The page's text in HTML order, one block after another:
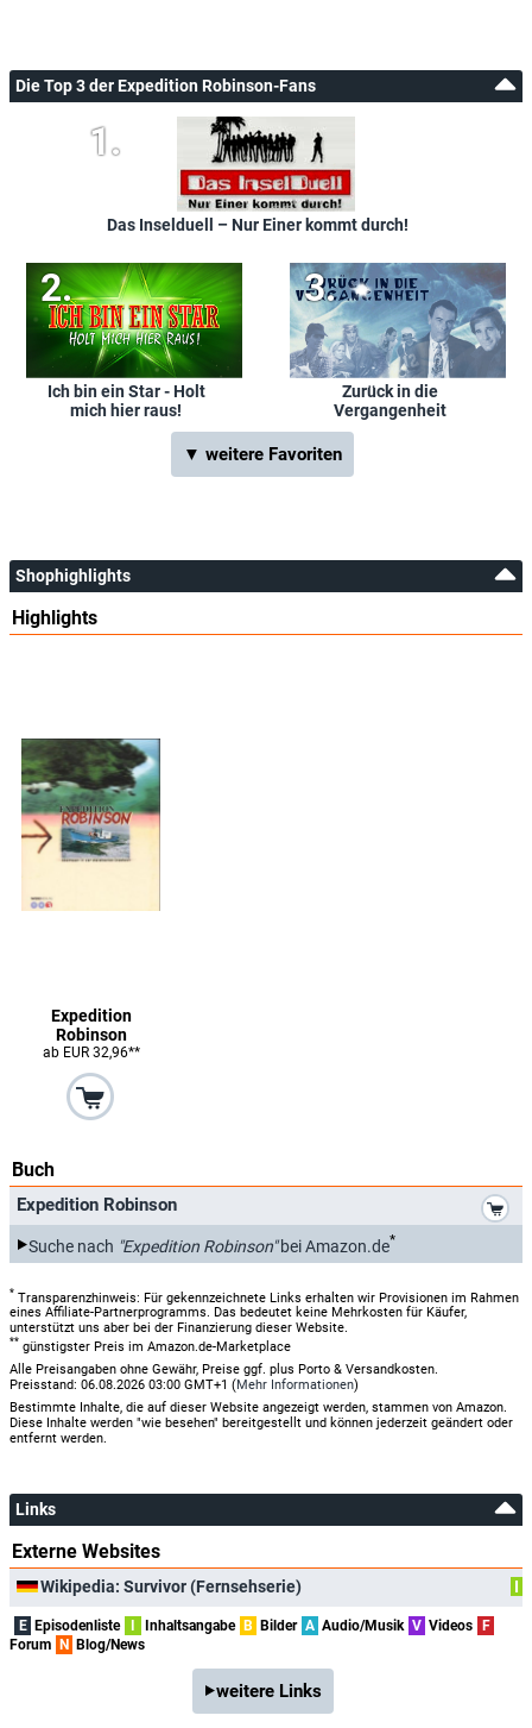
Die Top 3 der Expedition Robinson-Fans
Das Inselduell – Nur Einer kommt durch!
Ich bin ein Star - Holt
mich hier raus!
Zurück in die
Vergangenheit
▼ weitere Favoriten
Shophighlights
Highlights
Expedition
Robinson
ab EUR 32,96**
Buch
Expedition Robinson
Suche nach "Expedition Robinson"bei Amazon.de*
* Transparenzhinweis: Für gekennzeichnete Links erhalten wir Provisionen im Rahmen
eines Affiliate-Partnerprogramms. Das bedeutet keine Mehrkosten für Käufer,
unterstützt uns aber bei der Finanzierung dieser Website.
** günstigster Preis im Amazon.de-Marketplace
Alle Preisangaben ohne Gewähr, Preise ggf. plus Porto & Versandkosten.
Preisstand: 06.08.2026 03:00 GMT+1 (Mehr Informationen)
Bestimmte Inhalte, die auf dieser Website angezeigt werden, stammen von Amazon.
Diese Inhalte werden "wie besehen" bereitgestellt und können jederzeit geändert oder
entfernt werden.
Links
Externe Websites
Wikipedia: Survivor (Fernsehserie) I
E Episodenliste Inhaltsangabe B Bilder A Audio/Musik V Videos
F
Forum
N Blog/News
weitere Links